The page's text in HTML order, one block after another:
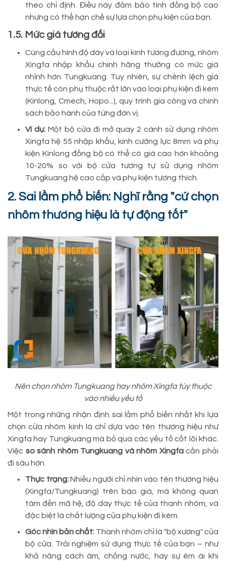
theo chỉ định. Điều này đảm bảo tính đồng bộ cao
nhưng có thể hạn chế sự lựa chọn phụ kiện của bạn.
1.5. Mức giá tương đối
Cùng cấu hình độ dày và loại kính tương đương, nhôm
Xingfa nhập khẩu chính hãng thường có mức giá
nhỉnh hơn Tungkuang. Tuy nhiên, sự chênh lệch giá
thực tế còn phụ thuộc rất lớn vào loại phụ kiện đi kèm
(Kinlong, Cmech, Hopo...), quy trình gia công và chính
sách bảo hành của từng đơn vị.
Ví dụ:Một bộ cửa đi mở quay 2 cánh sử dụng nhôm
Xingfa hệ 55 nhập khẩu, kính cường lực 8mm và phụ
kiện Kinlong đồng bộ có thể có giá cao hơn khoảng
10-20% so với bộ cửa tương tự sử dụng nhôm
Tungkuang hệ cao cấp và phụ kiện tương thích.
2. Sai lầm phổ biến: Nghĩ rằng "cứ chọn
nhôm thương hiệu là tự động tốt"
Nên chọn nhôm Tungkuang hay nhôm Xingfa tùy thuộc
vào nhiều yếu tố
Một trong những nhận định sai lầm phổ biến nhất khi lựa
chọn cửa nhôm kính là chỉ dựa vào tên thương hiệu như
Xingfa hay Tungkuang mà bỏ qua các yếu tố cốt lõi khác.
Việc so sánh nhôm Tungkuang và nhôm Xingfacần phải
đi sâu hơn.
Thực trạng:Nhiều người chỉ nhìn vào tên thương hiệu
(Xingfa/Tungkuang) trên báo giá, mà không quan
tâm đến mã hệ, độ dày thực tế của thanh nhôm, và
đặc biệt là chất lượng của phụ kiện đi kèm.
Góc nhìn bản chất: Thanh nhôm chỉ là "bộ xương" của
bộ cửa. Trải nghiệm sử dụng thực tế của bạn – như
khả năng cách âm, chống nước, hay sự êm ái khi